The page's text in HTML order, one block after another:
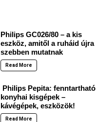
Philips GC026/80 – a kis
eszköz, amitől a ruháid újra
szebben mutatnak
Read More
Philips Pepita: fenntartható
konyhai kisgépek –
kávégépek, eszközök!
Read More